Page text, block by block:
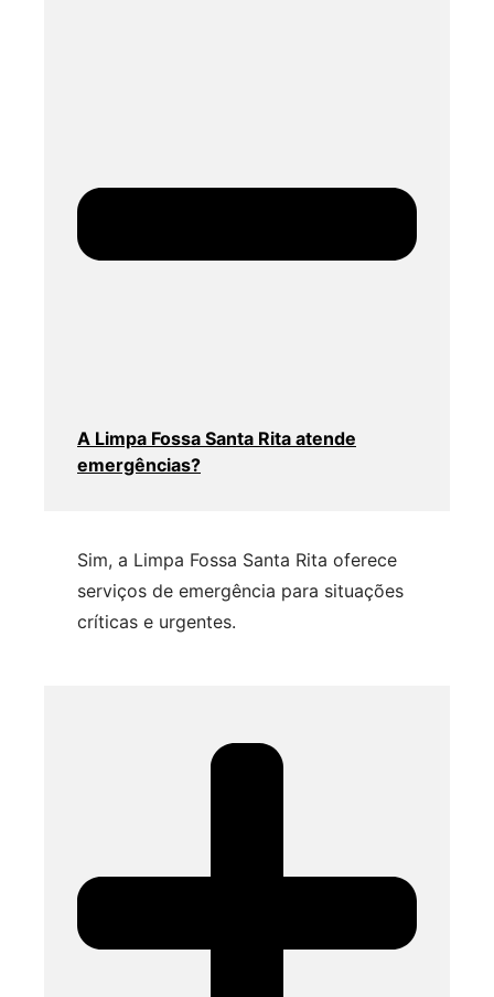
A Limpa Fossa Santa Rita atende
emergências?
Sim, a Limpa Fossa Santa Rita oferece
serviços de emergência para situações
críticas e urgentes.